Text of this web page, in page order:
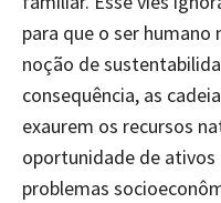
para que o ser
noção de
consequência, as
exaurem os recursos
oportunidade de
problemas